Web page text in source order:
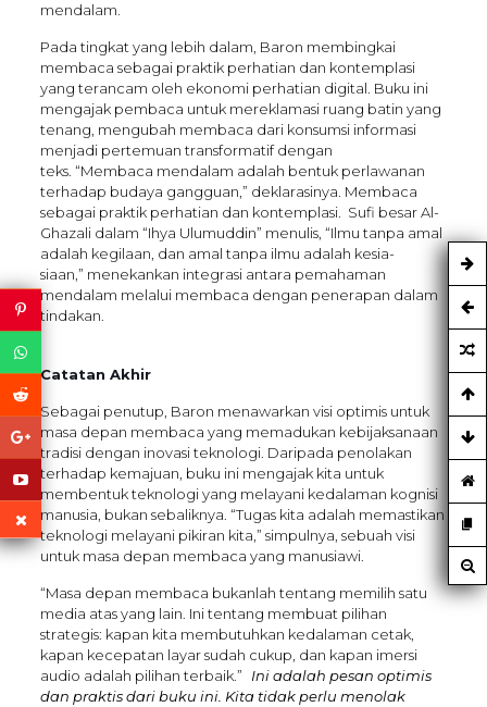
mendalam.
Pada tingkat yang lebih dalam, Baron membingkai
membaca sebagai praktik perhatian dan kontemplasi
yang terancam oleh ekonomi perhatian digital. Buku ini
mengajak pembaca untuk mereklamasi ruang batin yang
tenang, mengubah membaca dari konsumsi informasi
menjadi pertemuan transformatif dengan
teks. “Membaca mendalam adalah bentuk perlawanan
terhadap budaya gangguan,” deklarasinya. Membaca
sebagai praktik perhatian dan kontemplasi. Sufi besar Al-
Ghazali dalam “Ihya Ulumuddin” menulis, “Ilmu tanpa amal
adalah kegilaan, dan amal tanpa ilmu adalah kesia-
siaan,” menekankan integrasi antara pemahaman
mendalam melalui membaca dengan penerapan dalam
tindakan.
Catatan Akhir
Sebagai penutup, Baron menawarkan visi optimis untuk
masa depan membaca yang memadukan kebijaksanaan
tradisi dengan inovasi teknologi. Daripada penolakan
terhadap kemajuan, buku ini mengajak kita untuk
membentuk teknologi yang melayani kedalaman kognisi
manusia, bukan sebaliknya. “Tugas kita adalah memastikan
teknologi melayani pikiran kita,” simpulnya, sebuah visi
untuk masa depan membaca yang manusiawi.
“Masa depan membaca bukanlah tentang memilih satu
media atas yang lain. Ini tentang membuat pilihan
strategis: kapan kita membutuhkan kedalaman cetak,
kapan kecepatan layar sudah cukup, dan kapan imersi
audio adalah pilihan terbaik.” Ini adalah pesan optimis
dan praktis dari buku ini. Kita tidak perlu menolak